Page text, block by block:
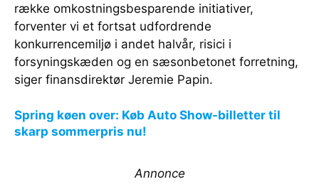
række omkostningsbesparende initiativer,
forventer vi et fortsat udfordrende
konkurrencemiljø i andet halvår, risici i
forsyningskæden og en sæsonbetonet forretning,
siger finansdirektør Jeremie Papin.
Spring køen over: Køb Auto Show-billetter til
skarp sommerpris nu!
Annonce